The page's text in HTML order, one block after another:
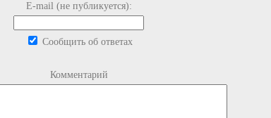
E-mail (не публикуется):
Сообщить об ответах
Комментарий